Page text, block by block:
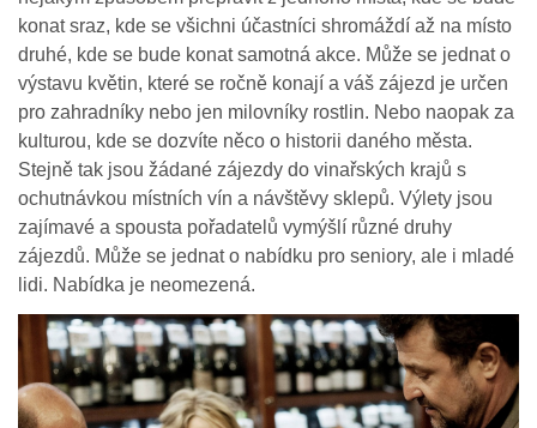
konat sraz, kde se všichni účastníci shromáždí až na místo
druhé, kde se bude konat samotná akce. Může se jednat o
výstavu květin, které se ročně konají a váš zájezd je určen
pro zahradníky nebo jen milovníky rostlin. Nebo naopak za
kulturou, kde se dozvíte něco o historii daného města.
Stejně tak jsou žádané zájezdy do vinařských krajů s
ochutnávkou místních vín a návštěvy sklepů. Výlety jsou
zajímavé a spousta pořadatelů vymýšlí různé druhy
zájezdů. Může se jednat o nabídku pro seniory, ale i mladé
lidi. Nabídka je neomezená.